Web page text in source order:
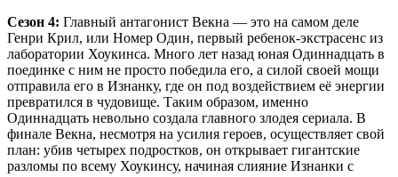
Сезон 4: Главный антагонист Векна — это на самом деле
Генри Крил, или Номер Один, первый ребенок-экстрасенс из
лаборатории Хоукинса. Много лет назад юная Одиннадцать в
поединке с ним не просто победила его, а силой своей мощи
отправила его в Изнанку, где он под воздействием её энергии
превратился в чудовище. Таким образом, именно
Одиннадцать невольно создала главного злодея сериала. В
финале Векна, несмотря на усилия героев, осуществляет свой
план: убив четырех подростков, он открывает гигантские
разломы по всему Хоукинсу, начиная слияние Изнанки с